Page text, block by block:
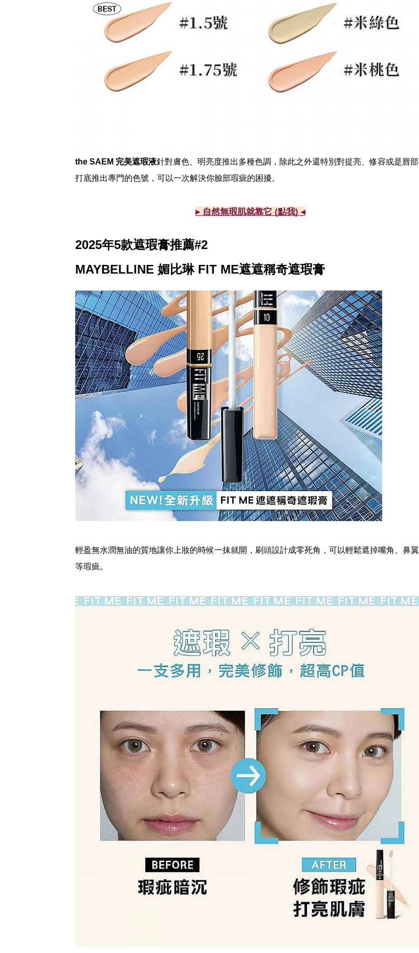
the SAEM 完美遮瑕液針對膚色、明亮度推出多種色調，除此之外還特別對提亮、修容或是唇部
打底推出專門的色號，可以一次解決你臉部瑕疵的困擾。
▸ 自然無瑕肌就靠它 (點我) ◂
2025年5款遮瑕膏推薦#2
MAYBELLINE 媚比琳 FIT ME遮遮稱奇遮瑕膏
輕盈無水潤無油的質地讓你上妝的時候一抹就開，刷頭設計成零死角，可以輕鬆遮掉嘴角、鼻翼
等瑕疵。